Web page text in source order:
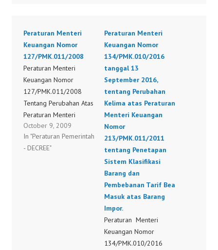
Peraturan Menteri
Keuangan Nomor
127/PMK.011/2008
Peraturan Menteri
Keuangan Nomor
127/PMK.011/2008
Tentang Perubahan Atas
Peraturan Menteri
Keuangan Nomor
129/PMK.011/2007
Tentang Penetapan Atas
October 9, 2009
In "Peraturan Pemerintah
- DECREE"
Peraturan Menteri
Keuangan Nomor
134/PMK.010/2016
tanggal 13
September 2016,
tentang Perubahan
Kelima atas Peraturan
Menteri Keuangan
Nomor
213/PMK.011/2011
tentang Penetapan
Sistem Klasifikasi
Barang dan
Pembebanan Tarif Bea
Masuk atas Barang
Impor.
Peraturan Menteri
Keuangan Nomor
134/PMK.010/2016